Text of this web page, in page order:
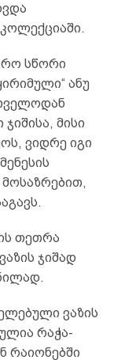
სწორი
ანუ
მისი
ვიდრე იგი
მოსაზრებით,
თეთრა
ჯიშად
ვაზის
რაჭა-
რაიონებში